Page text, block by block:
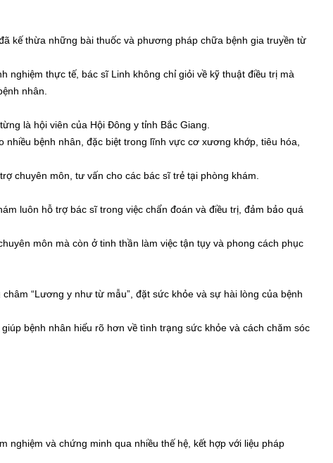
kế thừa những bài thuốc và phương pháp chữa bệnh gia truyền từ
nghiệm thực tế, bác sĩ Linh không chỉ giỏi về kỹ thuật điều trị mà
nhân.
là hội viên của Hội Đông y tỉnh Bắc Giang.
bệnh nhân, đặc biệt trong lĩnh vực cơ xương khớp, tiêu hóa,
chuyên môn, tư vấn cho các bác sĩ trẻ tại phòng khám.
luôn hỗ trợ bác sĩ trong việc chẩn đoán và điều trị, đảm bảo quá
môn mà còn ở tinh thần làm việc tận tụy và phong cách phục
“Lương y như từ mẫu”, đặt sức khỏe và sự hài lòng của bệnh
bệnh nhân hiểu rõ hơn về tình trạng sức khỏe và cách chăm sóc
nghiệm và chứng minh qua nhiều thế hệ, kết hợp với liệu pháp